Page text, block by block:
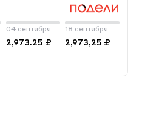
04 сентября
2,973.25 ₽
18 сентября
2,973,25 ₽